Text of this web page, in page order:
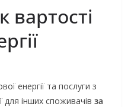
вартості
енергії та послуги з
для інших споживачів за